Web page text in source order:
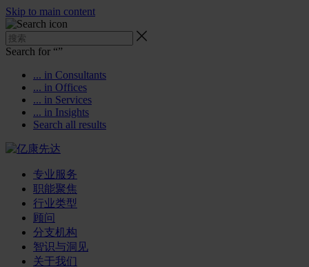
Skip to main content
Search for “”
... in Consultants
... in Offices
... in Services
... in Insights
Search all results
专业服务
职能聚焦
行业类型
顾问
分支机构
智识与洞见
关于我们